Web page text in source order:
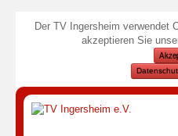
Der TV Ingersheim verwendet
akzeptieren Sie